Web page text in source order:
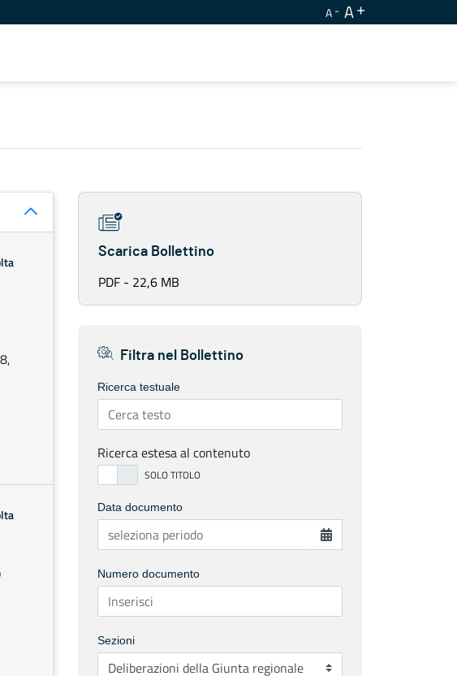
A A
Scarica Bollettino
PDF - 22,6 MB
Filtra nel Bollettino
Ricerca testuale
Ricerca estesa al contenuto
Data documento
Numero documento
Sezioni